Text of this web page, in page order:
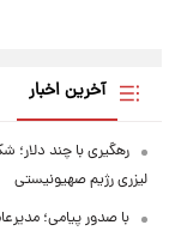
آخرین اخبار
رهگیری با چند
لیزری رژیم صهیونیستی
با صدور پیامی؛